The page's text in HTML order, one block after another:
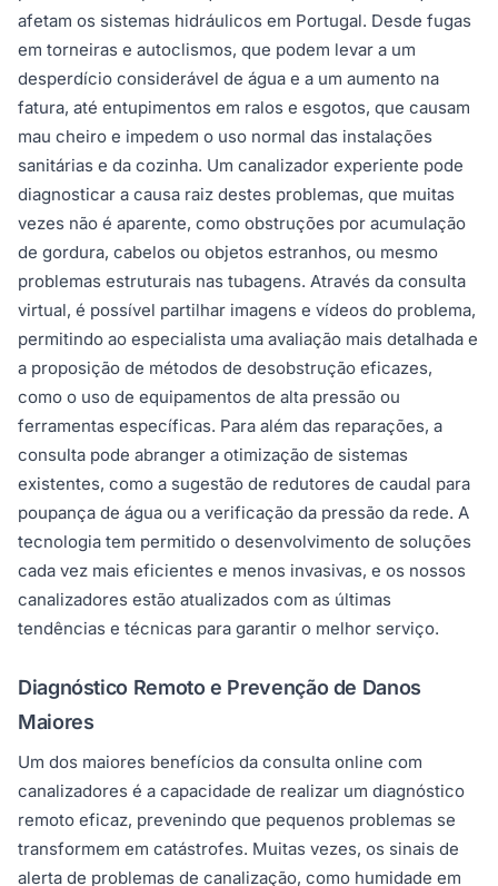
afetam os sistemas hidráulicos em Portugal. Desde fugas
em torneiras e autoclismos, que podem levar a um
desperdício considerável de água e a um aumento na
fatura, até entupimentos em ralos e esgotos, que causam
mau cheiro e impedem o uso normal das instalações
sanitárias e da cozinha. Um canalizador experiente pode
diagnosticar a causa raiz destes problemas, que muitas
vezes não é aparente, como obstruções por acumulação
de gordura, cabelos ou objetos estranhos, ou mesmo
problemas estruturais nas tubagens. Através da consulta
virtual, é possível partilhar imagens e vídeos do problema,
permitindo ao especialista uma avaliação mais detalhada e
a proposição de métodos de desobstrução eficazes,
como o uso de equipamentos de alta pressão ou
ferramentas específicas. Para além das reparações, a
consulta pode abranger a otimização de sistemas
existentes, como a sugestão de redutores de caudal para
poupança de água ou a verificação da pressão da rede. A
tecnologia tem permitido o desenvolvimento de soluções
cada vez mais eficientes e menos invasivas, e os nossos
canalizadores estão atualizados com as últimas
tendências e técnicas para garantir o melhor serviço.
Diagnóstico Remoto e Prevenção de Danos
Maiores
Um dos maiores benefícios da consulta online com
canalizadores é a capacidade de realizar um diagnóstico
remoto eficaz, prevenindo que pequenos problemas se
transformem em catástrofes. Muitas vezes, os sinais de
alerta de problemas de canalização, como humidade em